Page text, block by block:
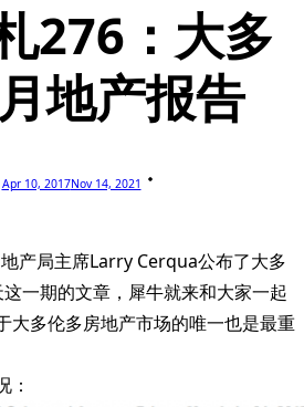
276：大多
地产报告
Apr 10, 2017Nov 14, 2021
产局主席Larry Cerqua公布了大多
一期的文章，犀牛就来和大家一起
大多伦多房地产市场的唯一也是最重
：